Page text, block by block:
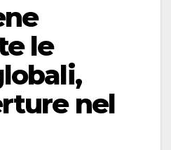
le
nel